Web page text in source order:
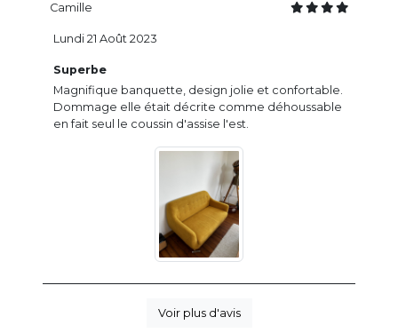
Camille
Superbe
Magnifique banquette, design jolie et confortable.
Dommage elle était décrite comme déhoussable
en fait seul le coussin d'assise l'est.
Lundi 21 Août 2023
Voir plus d'avis